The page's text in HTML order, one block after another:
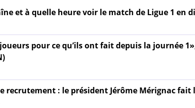
et à quelle heure voir le match de Ligue 1 en
pour ce qu’ils ont fait depuis la journée
recrutement : le président Jérôme Mérignac